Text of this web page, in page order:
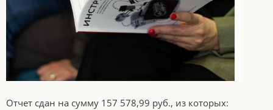
Отчет сдан на сумму 157 578,99 руб., из которых: